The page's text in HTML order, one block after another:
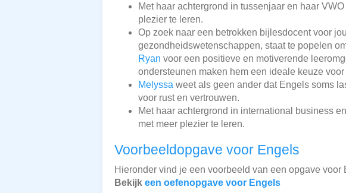
Met haar achtergrond in tussenjaar en haar
plezier te leren.
Op zoek naar een betrokken bijlesdocent voor
gezondheidswetenschappen, staat te popelen
Ryan voor een positieve en motiverende
ondersteunen maken hem een ideale keuze
Melyssa weet als geen ander dat Engels soms
voor rust en vertrouwen.
Met haar achtergrond in international business
met meer plezier te leren.
Voorbeeldopgave voor Engels
Hieronder vind je een voorbeeld van een opgave
Bekijk een oefenopgave voor Engels